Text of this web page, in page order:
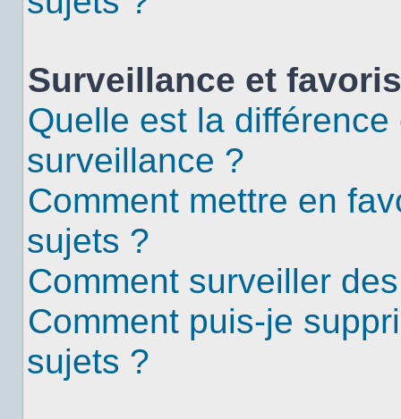
Surveillance et favoris
Quelle est la
surveillance ?
Comment mettre en
sujets ?
Comment surveiller
Comment puis-je
sujets ?